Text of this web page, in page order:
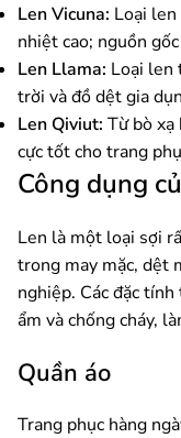
Len Vicuna: Loại len
nhiệt cao; nguồn
Len Llama: Loại len
trời và đồ dệt gia
Len Qiviut: Từ bò xạ
cực tốt cho trang
Công dụng
Len là một loại sợi
trong may mặc, dệt
nghiệp. Các đặc
ẩm và chống cháy,
Quần áo
Trang phục hàng